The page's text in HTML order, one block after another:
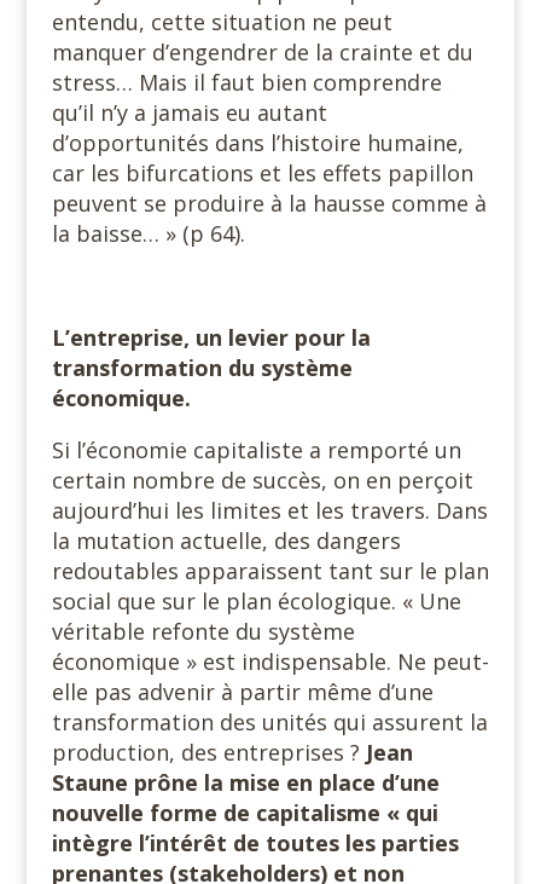
entendu, cette situation ne peut
manquer d’engendrer de la crainte et du
stress… Mais il faut bien comprendre
qu’il n’y a jamais eu autant
d’opportunités dans l’histoire humaine,
car les bifurcations et les effets papillon
peuvent se produire à la hausse comme à
la baisse… » (p 64).
L’entreprise, un levier pour la
transformation du système
économique.
Si l’économie capitaliste a remporté un
certain nombre de succès, on en perçoit
aujourd’hui les limites et les travers. Dans
la mutation actuelle, des dangers
redoutables apparaissent tant sur le plan
social que sur le plan écologique. « Une
véritable refonte du système
économique » est indispensable. Ne peut-
elle pas advenir à partir même d’une
transformation des unités qui assurent la
production, des entreprises ? Jean
Staune prône la mise en place d’une
nouvelle forme de capitalisme « qui
intègre l’intérêt de toutes les parties
prenantes (stakeholders) et non